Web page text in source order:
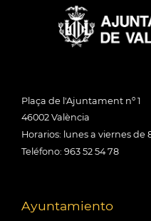
Plaça de l'Ajuntament nº 1
46002 València
Horarios: lunes a viernes de
Teléfono: 963 52 54 78
Ayuntamiento